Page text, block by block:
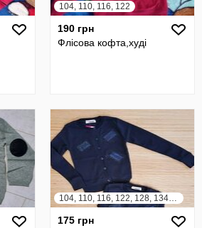
104, 110, 116, 122
190 грн
Флісова кофта,худі
104, 110, 116, 122, 128, 134, 140, 146
175 грн